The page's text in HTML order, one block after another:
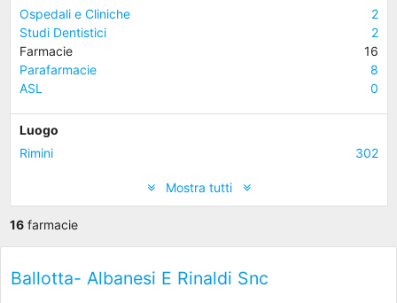
Ospedali e Cliniche
2
Studi Dentistici
2
Farmacie
16
Parafarmacie
8
ASL
0
Luogo
Rimini
302
Mostra tutti
16farmacie
Ballotta- Albanesi E Rinaldi Snc